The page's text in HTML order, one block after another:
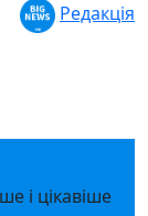
Редакція
і цікавіше